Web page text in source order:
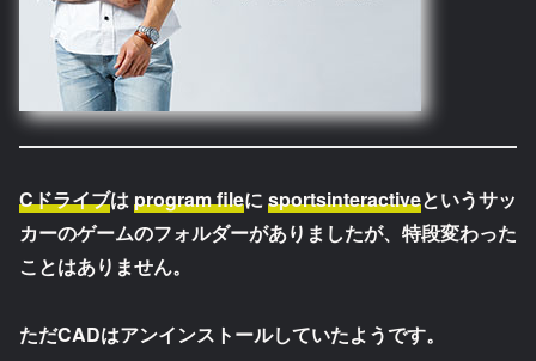
Cドライブはprogram fileに sportsinteractiveというサッ
カーのゲームのフォルダーがありましたが、特段変わった
ことはありません。
ただCADはアンインストールしていたようです。